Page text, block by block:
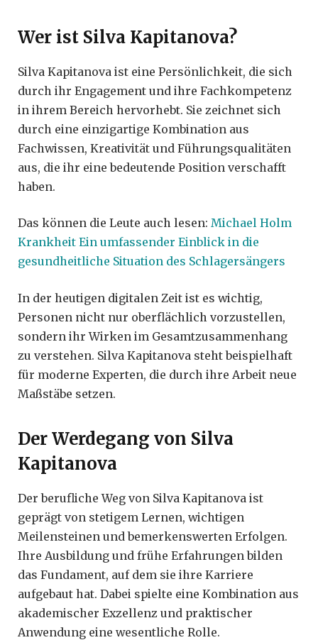
Wer ist Silva Kapitanova?
Silva Kapitanova ist eine Persönlichkeit, die sich
durch ihr Engagement und ihre Fachkompetenz
in ihrem Bereich hervorhebt. Sie zeichnet sich
durch eine einzigartige Kombination aus
Fachwissen, Kreativität und Führungsqualitäten
aus, die ihr eine bedeutende Position verschafft
haben.
Das können die Leute auch lesen: Michael Holm
Krankheit Ein umfassender Einblick in die
gesundheitliche Situation des Schlagersängers
In der heutigen digitalen Zeit ist es wichtig,
Personen nicht nur oberflächlich vorzustellen,
sondern ihr Wirken im Gesamtzusammenhang
zu verstehen. Silva Kapitanova steht beispielhaft
für moderne Experten, die durch ihre Arbeit neue
Maßstäbe setzen.
Der Werdegang von Silva
Kapitanova
Der berufliche Weg von Silva Kapitanova ist
geprägt von stetigem Lernen, wichtigen
Meilensteinen und bemerkenswerten Erfolgen.
Ihre Ausbildung und frühe Erfahrungen bilden
das Fundament, auf dem sie ihre Karriere
aufgebaut hat. Dabei spielte eine Kombination aus
akademischer Exzellenz und praktischer
Anwendung eine wesentliche Rolle.